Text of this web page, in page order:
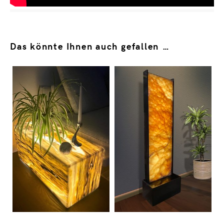
Das könnte Ihnen auch gefallen …